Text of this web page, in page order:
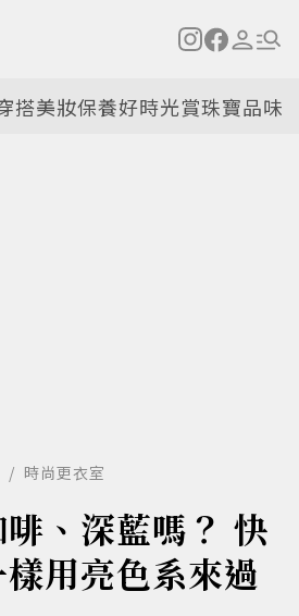
搭美妝保養好時光賞珠寶品味
時尚更衣室
、深藍嗎？ 快
用亮色系來過